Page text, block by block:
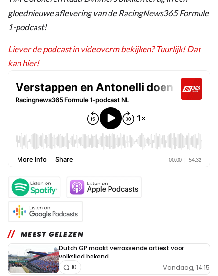
gloednieuwe aflevering van de RacingNews365 Formule
1-podcast!
Liever de podcast in videovorm bekijken? Tuurlijk! Dat
kan hier!
MEEST GELEZEN
Dutch GP maakt verrassende artiest voor
volkslied bekend
Vandaag, 14:15
10